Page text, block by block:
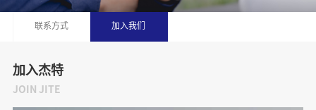
联系方式 加入我们
加入杰特
JOIN JITE